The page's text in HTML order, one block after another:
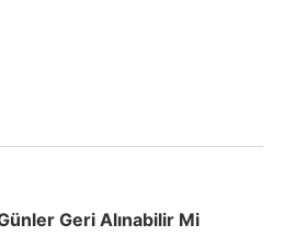
Geri Alınabilir Mi